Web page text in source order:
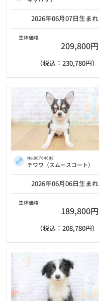
2026年06月07日生まれ
生体価格
209,800円
（税込：230,780円）
No.00764608
チワワ（スムースコート）
2026年06月06日生まれ
生体価格
189,800円
（税込：208,780円）